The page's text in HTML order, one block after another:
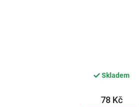
Skladem
78 Kč